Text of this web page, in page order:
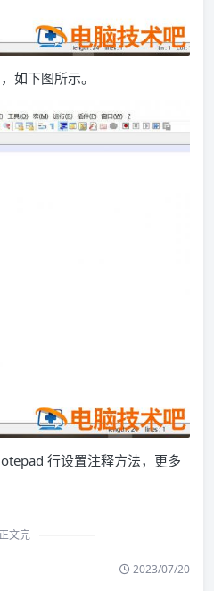
如下图所示。
行设置注释方法，更多
文完
2023/07/20